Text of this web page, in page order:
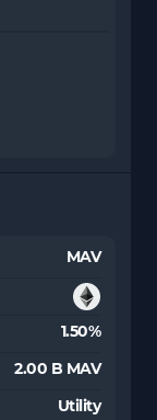
MAV
1.50%
2.00 B MAV
Utility